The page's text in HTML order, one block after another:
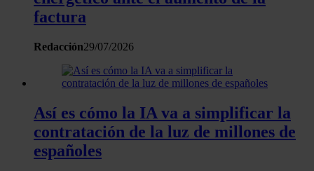
contenido y los anuncios, ofrecer funciones de redes
analizar el tráfico. Además, compartimos información sobre
uso que haga del sitio web con nuestros partners de redes
con otra información que les haya proporcionado o que
factura
Redacción29/07/2026
Así es cómo la IA va a simplificar la
contratación de la luz de millones de
españoles